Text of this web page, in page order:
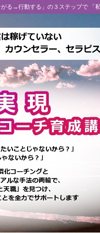
→行動する」の３ステップで 「